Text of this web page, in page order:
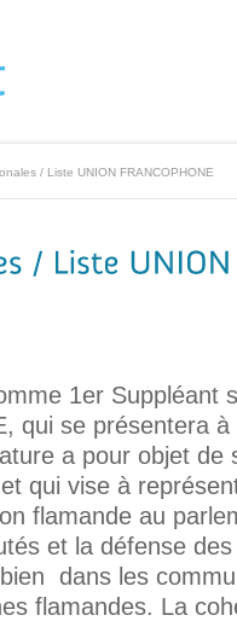
/ Liste UNION FRANCOPHONE
1er Suppléant
qui se présentera
a pour objet de
qui vise à
flamande au
et la défense
dans les
flamandes. La